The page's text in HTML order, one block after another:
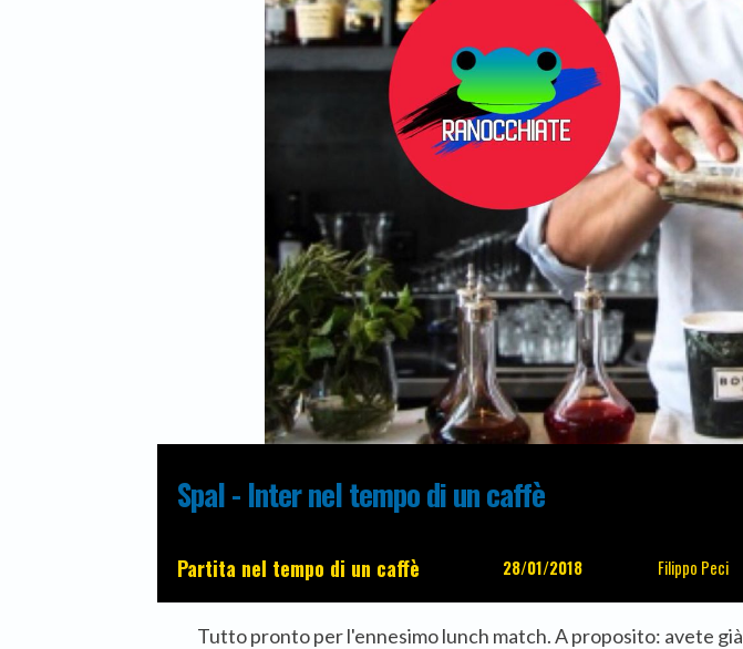
Spal - Inter nel tempo di un caffè
Partita nel tempo di un caffè 28/01/2018 Filippo Peci
Tutto pronto per l'ennesimo lunch match. A proposito: avete già